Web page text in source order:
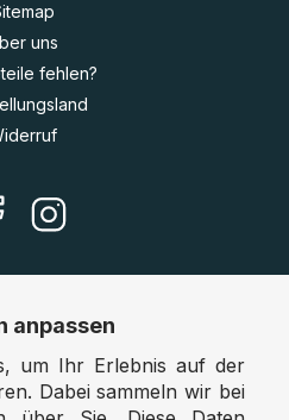
uns
fehlen?
Shops
www.puzzle.de
anpassen
um Ihr Erlebnis auf der
Dabei sammeln wir bei